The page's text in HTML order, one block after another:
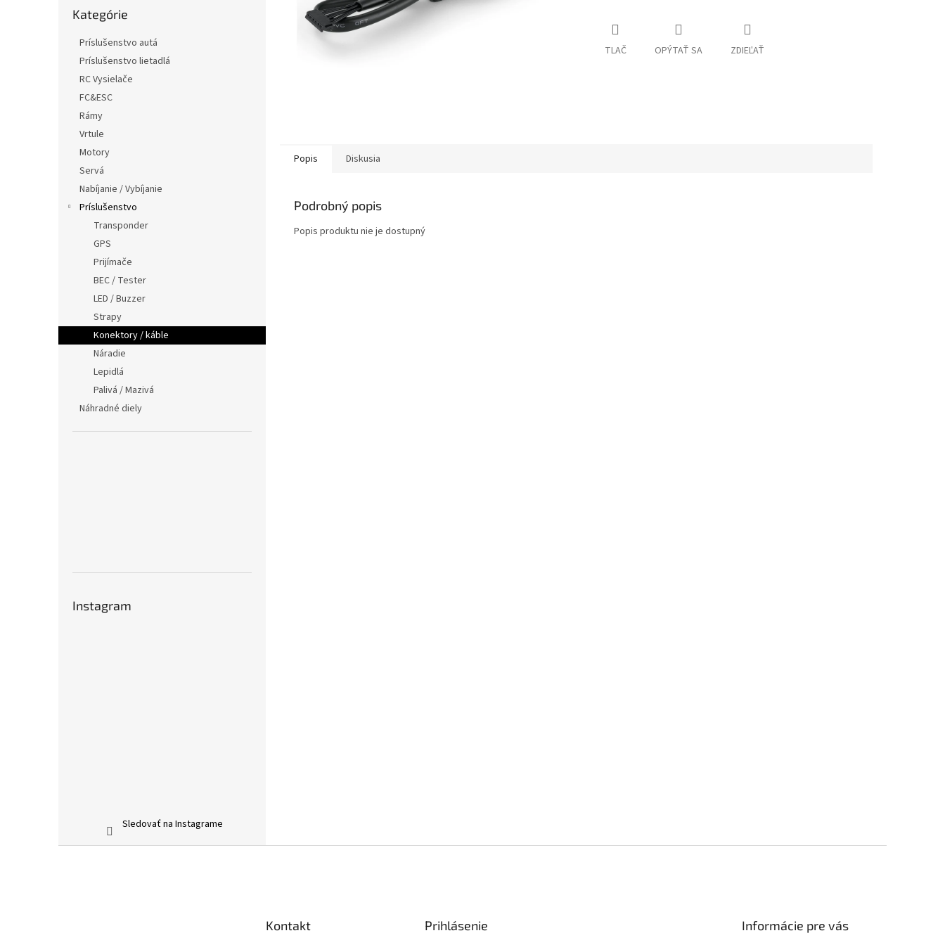
kategórie
Kategórie
Príslušenstvo autá
Príslušenstvo lietadlá
RC Vysielače
FC&ESC
Rámy
Vrtule
Motory
Servá
Nabíjanie / Vybíjanie
Príslušenstvo
Transponder
GPS
Prijímače
BEC / Tester
LED / Buzzer
Strapy
Konektory / káble
Náradie
Lepidlá
Palivá / Mazivá
Náhradné diely
Instagram
Sledovať na Instagrame
TLAČ OPÝTAŤ SA ZDIEĽAŤ
Popis Diskusia
Podrobný popis
Popis produktu nie je dostupný
Kontakt Prihlásenie Informácie pre vás